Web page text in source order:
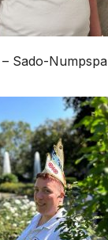
Sado-Numpspa